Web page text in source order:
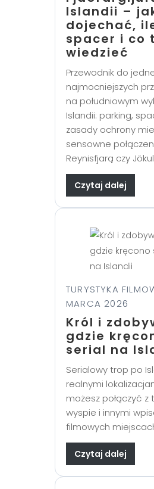
Islandii –
dojechać,
spacer i co
wiedzieć
Przewodnik do
najmocniejszych
na południowym
Islandii: parking,
zasady ochrony
sensowne
Reynisfjarą czy
Czytaj dalej
TURYSTYKA
MARCA 2026
Król i
gdzie
serial na
Serialowy trop po
realnymi
możesz połączyć z
wyspie i innymi
filmowych
Czytaj dalej